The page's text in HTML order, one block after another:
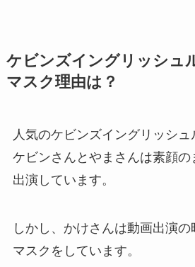
ケビンズイングリッシュ
マスク理由は？
人気のケビンズイングリッシ
ケビンさんとやまさんは素顔の
出演しています。
しかし、かけさんは動画出演の
マスクをしています。